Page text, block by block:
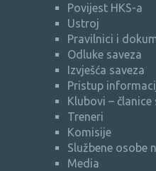
Povijest HKS-a
Ustroj
Pravilnici i
Odluke saveza
Izvješća saveza
Pristup
Klubovi – članice
Treneri
Komisije
Službene osobe
Media